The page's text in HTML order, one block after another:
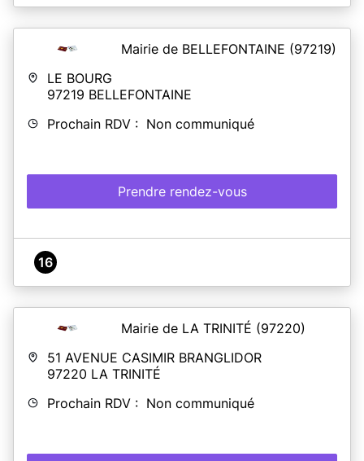
Mairie de BELLEFONTAINE (97219)
LE BOURG
97219 BELLEFONTAINE
Prochain RDV : Non communiqué
Prendre rendez-vous
16
Mairie de LA TRINITÉ (97220)
51 AVENUE CASIMIR BRANGLIDOR
97220 LA TRINITÉ
Prochain RDV : Non communiqué